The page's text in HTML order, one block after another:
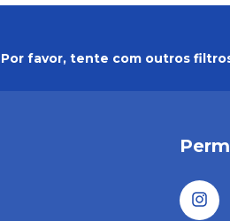
favor, tente com outros